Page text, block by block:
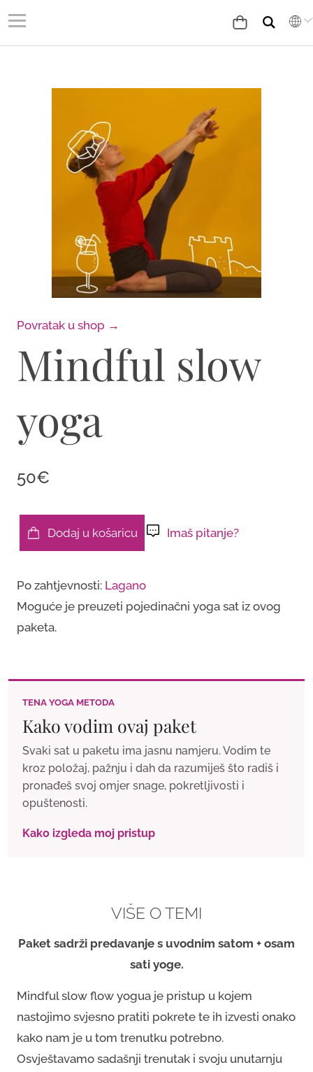
Povratak u shop →
Mindful slow
yoga
50€
yoga
količina
Dodaj u košaricu Imaš pitanje?
Po zahtjevnosti: Lagano
Moguće je preuzeti pojedinačni yoga sat iz ovog
paketa.
TENA YOGA METODA
Kako vodim ovaj paket
Svaki sat u paketu ima jasnu namjeru. Vodim te
kroz položaj, pažnju i dah da razumiješ što radiš i
pronađeš svoj omjer snage, pokretljivosti i
opuštenosti.
Kako izgleda moj pristup
VIŠE O TEMI
Paket sadrži predavanje s uvodnim satom + osam
sati yoge.
Mindful slow flow yogua je pristup u kojem
nastojimo svjesno pratiti pokrete te ih izvesti onako
kako nam je u tom trenutku potrebno.
Osvještavamo sadašnji trenutak i svoju unutarnju